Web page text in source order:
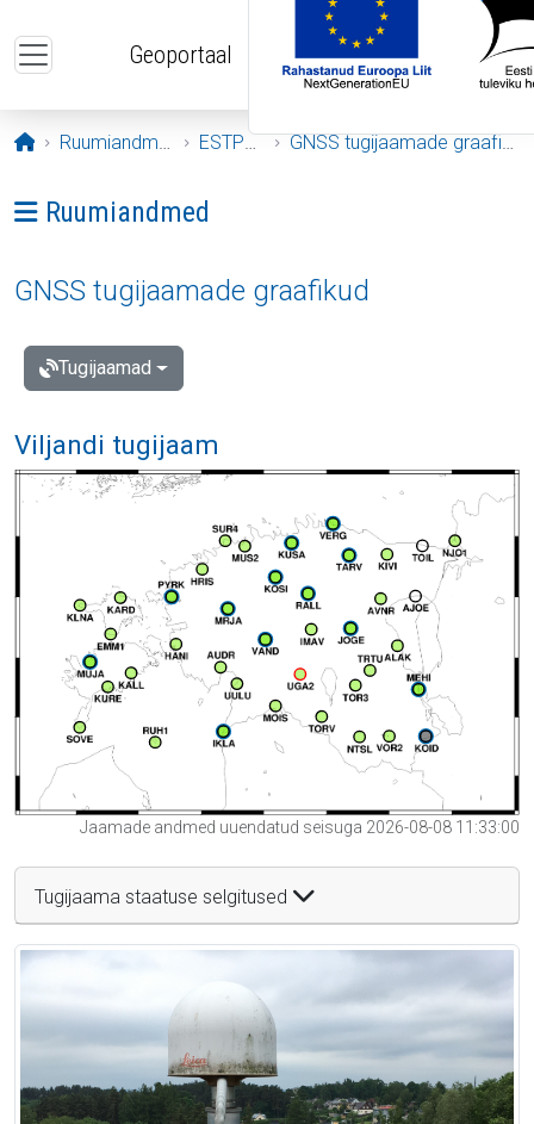
Geoportaal
Avaleht
Ruumiandmed ESTPOS GNSS tugijaamade graafikud
Ava menüü: Ruumiandmed
Ruumiandmed
GNSS tugijaamade graafikud
Tugijaamad
Viljandi tugijaam
Jaamade andmed uuendatud seisuga 2026-08-08 11:33:00
Tugijaama staatuse selgitused